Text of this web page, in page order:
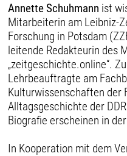
Annette Schuhmann ist
Mitarbeiterin am Leibniz-
Forschung in Potsdam
leitende Redakteurin des
„zeitgeschichte.online“.
Lehrbeauftragte am
Kulturwissenschaften der
Alltagsgeschichte der
Biografie erscheinen in
In Kooperation mit dem